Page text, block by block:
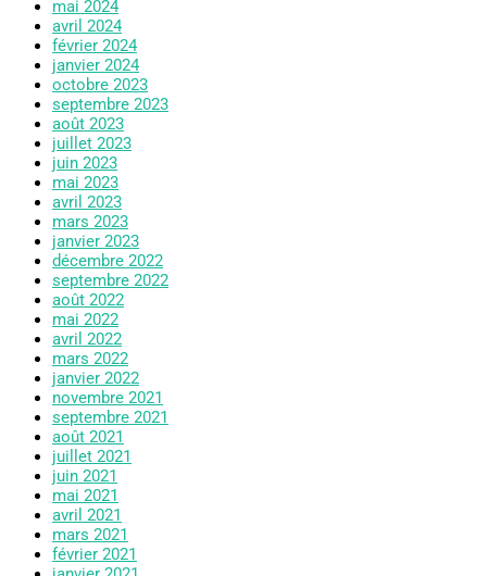
mai 2024
avril 2024
février 2024
janvier 2024
octobre 2023
septembre 2023
août 2023
juillet 2023
juin 2023
mai 2023
avril 2023
mars 2023
janvier 2023
décembre 2022
septembre 2022
août 2022
mai 2022
avril 2022
mars 2022
janvier 2022
novembre 2021
septembre 2021
août 2021
juillet 2021
juin 2021
mai 2021
avril 2021
mars 2021
février 2021